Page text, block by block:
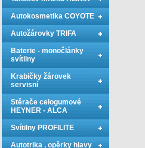
Autokosmetika COYOTE
Autožárovky TRIFA
Baterie - monočlánky
svítilny
Krabičky žárovek
servisní
Stěrače celogumové
HEYNER - ALCA
Svítilny PROFILITE
Autotrika , opěrky hlavy